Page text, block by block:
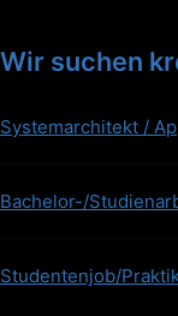
Wir suchen
Systemarchitekt /
Bachelor-/
Studentenjob/